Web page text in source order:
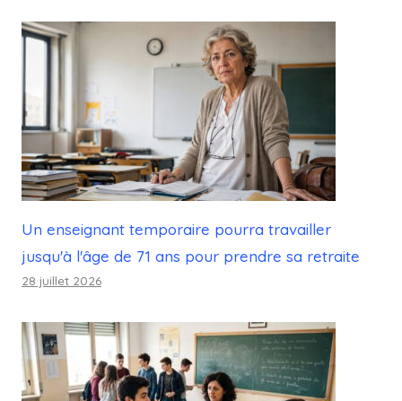
Un enseignant temporaire pourra travailler
jusqu'à l'âge de 71 ans pour prendre sa retraite
28 juillet 2026